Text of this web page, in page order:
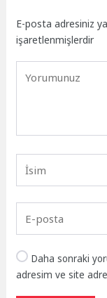
E-posta adresiniz
işaretlenmişlerdir
Daha sonraki
adresim ve site